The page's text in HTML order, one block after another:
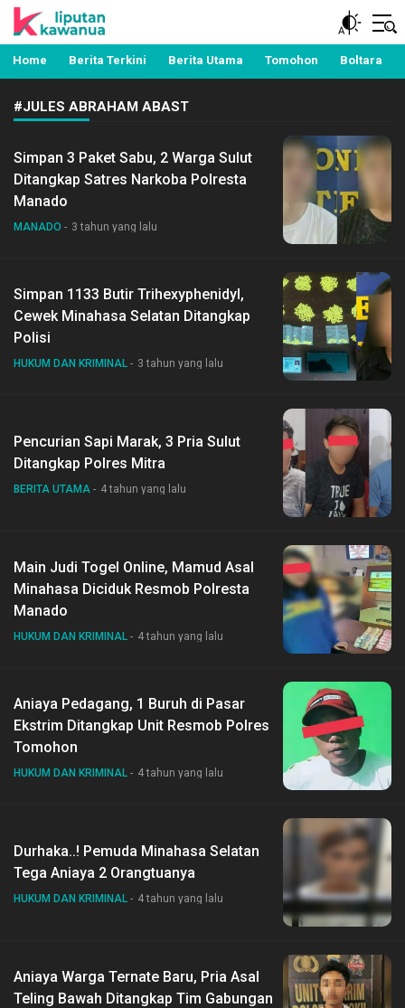
Liputan Kawanua
Berita Manado, Sulawesi Utara, Kawanua, Politik,
Pemerintahan, Hukum Kriminal dan Nasional
Home Berita Terkini Berita Utama Tomohon Boltara
#JULES ABRAHAM ABAST
Simpan 3 Paket Sabu, 2 Warga Sulut
Ditangkap Satres Narkoba Polresta
Manado
MANADO 3 tahun yang lalu
Simpan 1133 Butir Trihexyphenidyl,
Cewek Minahasa Selatan Ditangkap
Polisi
HUKUM DAN KRIMINAL 3 tahun yang lalu
Pencurian Sapi Marak, 3 Pria Sulut
Ditangkap Polres Mitra
BERITA UTAMA 4 tahun yang lalu
Main Judi Togel Online, Mamud Asal
Minahasa Diciduk Resmob Polresta
Manado
HUKUM DAN KRIMINAL 4 tahun yang lalu
Aniaya Pedagang, 1 Buruh di Pasar
Ekstrim Ditangkap Unit Resmob Polres
Tomohon
HUKUM DAN KRIMINAL 4 tahun yang lalu
Durhaka..! Pemuda Minahasa Selatan
Tega Aniaya 2 Orangtuanya
HUKUM DAN KRIMINAL 4 tahun yang lalu
Aniaya Warga Ternate Baru, Pria Asal
Teling Bawah Ditangkap Tim Gabungan